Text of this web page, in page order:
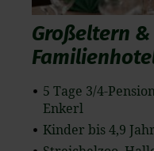
Großeltern
5 Tage 3/4-
Enkerl
Kinder bis 4,9